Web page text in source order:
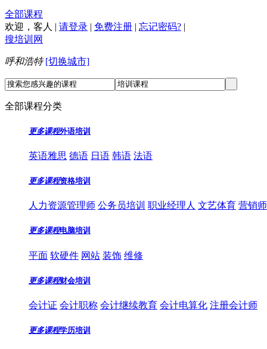
全部课程
欢迎， 客人 | 请登录 | 免费注册 | 忘记密码? |
搜培训网
呼和浩特 [切换城市]
全部课程分类
更多课程外语培训
英语雅思 德语 日语 韩语 法语
更多课程资格培训
人力资源管理师 公务员培训 职业经理人 文艺体育 营销
更多课程电脑培训
平面 软硬件 网站 装饰 维修
更多课程财会培训
会计证 会计职称 会计继续教育 会计电算化 注册会计师
更多课程学历培训